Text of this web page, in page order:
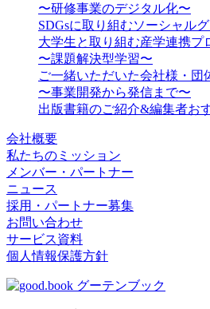
〜研修事業のデジタル化〜
SDGsに取り組むソーシャル
大学生と取り組む産学連携プ
〜課題解決型学習〜
ご一緒いただいた会社様・団
〜事業開発から発信まで〜
出版書籍のご紹介&編集者お
会社概要
私たちのミッション
メンバー・パートナー
ニュース
採用・パートナー募集
お問い合わせ
サービス資料
個人情報保護方針